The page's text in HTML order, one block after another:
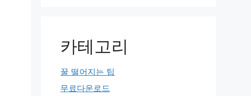
카테고리
꿀 떨어지는 팁
무료다운로드